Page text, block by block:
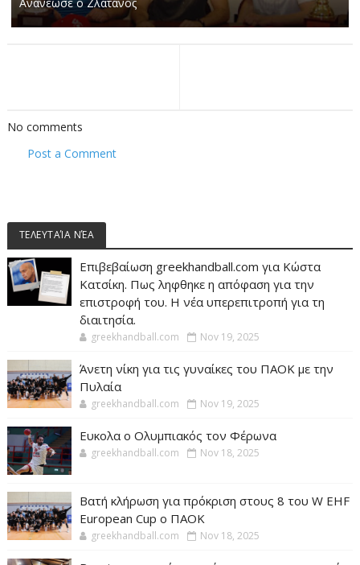
No comments
Post a Comment
ΤΕΛΕΥΤΑΊΑ ΝΈΑ
Επιβεβαίωση greekhandball.com για Κώστα
Κατσίκη. Πως ληφθηκε η απόφαση για την
επιστροφή του. Η νέα υπερεπιτροπή για τη
διαιτησία.
greekhandball.com Nov 19, 2025
Άνετη νίκη για τις γυναίκες του ΠΑΟΚ με την
Πυλαία
greekhandball.com Nov 19, 2025
Ευκολα ο Ολυμπιακός τον Φέρωνα
greekhandball.com Nov 18, 2025
Βατή κλήρωση για πρόκριση στους 8 του W EHF
European Cup ο ΠΑΟΚ
greekhandball.com Nov 18, 2025